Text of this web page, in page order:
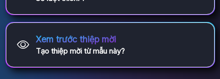
Xem trước thiệp mời
Tạo thiệp mời từ mẫu này?